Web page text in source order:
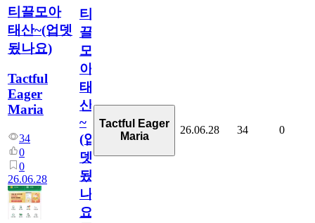
티끌모아
태산~(업뎃
됬나요)
Tactful
Eager
Maria
34
0
0
26.06.28
티
끌
모
아
태
산
~
(업
뎃
됬
나
요)
Tactful Eager
Maria
26.06.28 34 0